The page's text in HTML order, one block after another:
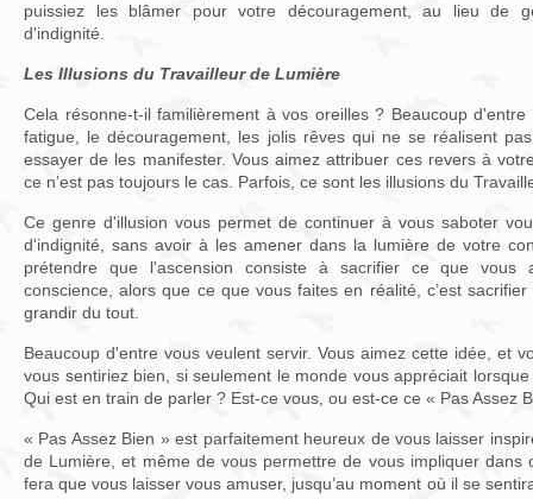
puissiez les blâmer pour votre découragement, au lieu de
d'indignité.
Les Illusions du Travailleur de Lumière
Cela résonne-t-il familièrement à vos oreilles ? Beaucoup
fatigue, le découragement, les jolis rêves qui ne se réalisent
essayer de les manifester. Vous aimez attribuer ces revers à
ce n’est pas toujours le cas. Parfois, ce sont les illusions du
Ce genre d'illusion vous permet de continuer à vous saboter
d'indignité, sans avoir à les amener dans la lumière de votre
prétendre que l'ascension consiste à sacrifier ce que vous
conscience, alors que ce que vous faites en réalité, c’est
grandir du tout.
Beaucoup d'entre vous veulent servir. Vous aimez cette idée, et
vous sentiriez bien, si seulement le monde vous appréciait
Qui est en train de parler ? Est-ce vous, ou est-ce ce « Pas Assez
« Pas Assez Bien » est parfaitement heureux de vous laisser
de Lumière, et même de vous permettre de vous impliquer dans
fera que vous laisser vous amuser, jusqu’au moment où il se